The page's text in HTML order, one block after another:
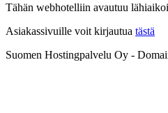
Tähän webhotelliin avautuu
Asiakassivuille voit kirjautua tästä
Suomen Hostingpalvelu Oy -